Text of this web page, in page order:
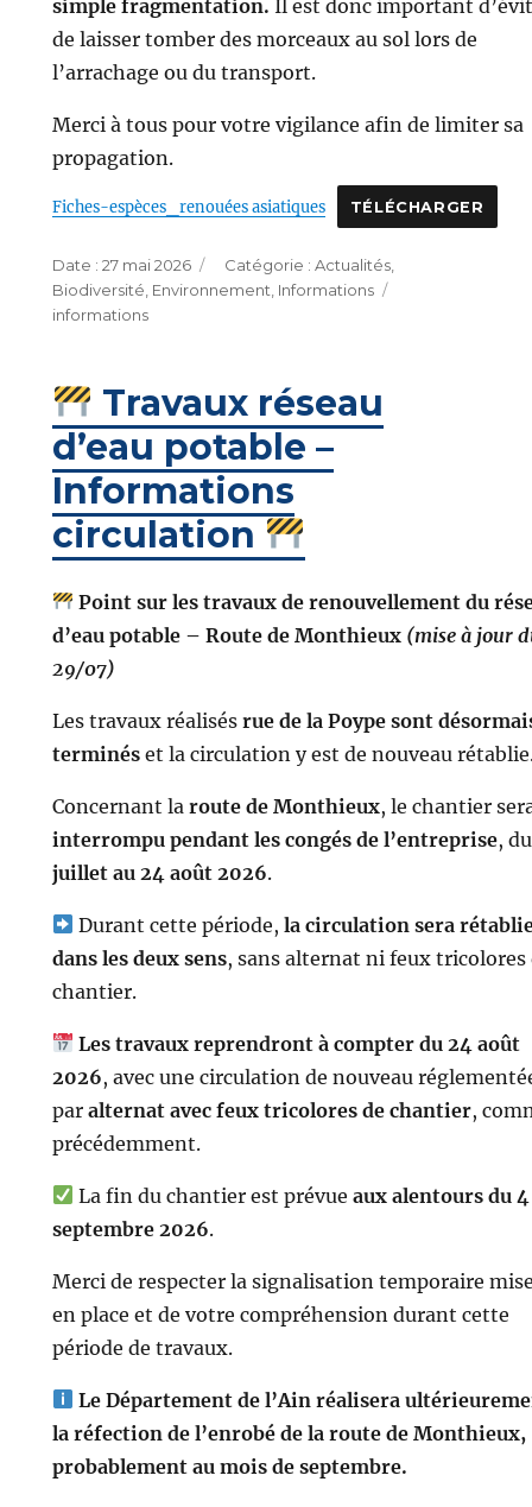
simple fragmentation. Il est donc important
de laisser tomber des morceaux au sol lors de
l’arrachage ou du transport.
Merci à tous pour votre vigilance afin de limiter sa
propagation.
Fiches-espèces_renouées asiatiques TÉLÉCHARGER
Publié
le
27 mai 2026 Catégories
Actualités,
Biodiversité Environnement Informations
informations
Travaux réseau
d’eau potable –
Informations
circulation
Point sur les travaux de renouvellement du
d’eau potable – Route de Monthieux (mise à jour
29/07)
Les travaux réalisés rue de la Poype sont
terminéset la circulation y est de nouveau
Concernant la route de Monthieux, le chantier
interrompu pendant les congés de l’entreprise,
juillet au 24 août 2026.
Durant cette période,la circulation sera
dans les deux sens, sans alternat ni feux tricolores
chantier.
Les travaux reprendront à compter du 24 août
2026, avec une circulation de nouveau
par alternat avec feux tricolores de chantier,
précédemment.
La fin du chantier est prévueaux alentours du 4
septembre 2026.
Merci de respecter la signalisation temporaire
en place et de votre compréhension durant cette
période de travaux.
Le Département de l’Ain réalisera
la réfection de l’enrobé de la route de Monthieux,
probablement au mois de septembre.